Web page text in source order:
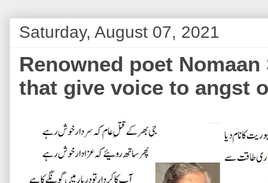
Saturday, August 07, 2021
Renowned poet
that give voice to angst